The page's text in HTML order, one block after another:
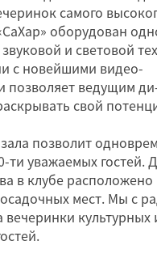
самого
оборудован
и световой
с новейшими видео-
позволяет ведущим
свой
позволит
ти уважаемых гостей.
в клубе расположено
мест. Мы с
культурных